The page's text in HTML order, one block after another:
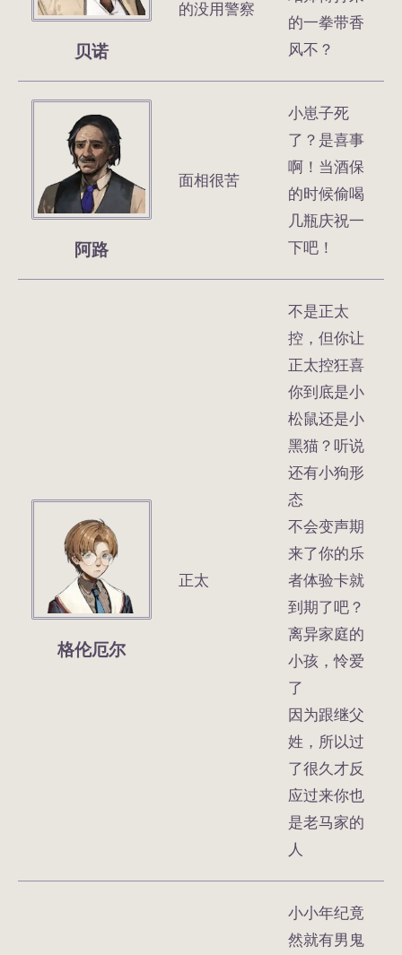
贝诺
的没用警察
的一拳带香
风不？
阿路
面相很苦
小崽子死
了？是喜事
啊！当酒保
的时候偷喝
几瓶庆祝一
下吧！
格伦厄尔
正太
不是正太
控，但你让
正太控狂喜
你到底是小
松鼠还是小
黑猫？听说
还有小狗形
态
不会变声期
来了你的乐
者体验卡就
到期了吧？
离异家庭的
小孩，怜爱
了
因为跟继父
姓，所以过
了很久才反
应过来你也
是老马家的
人
小小年纪竟
然就有男鬼